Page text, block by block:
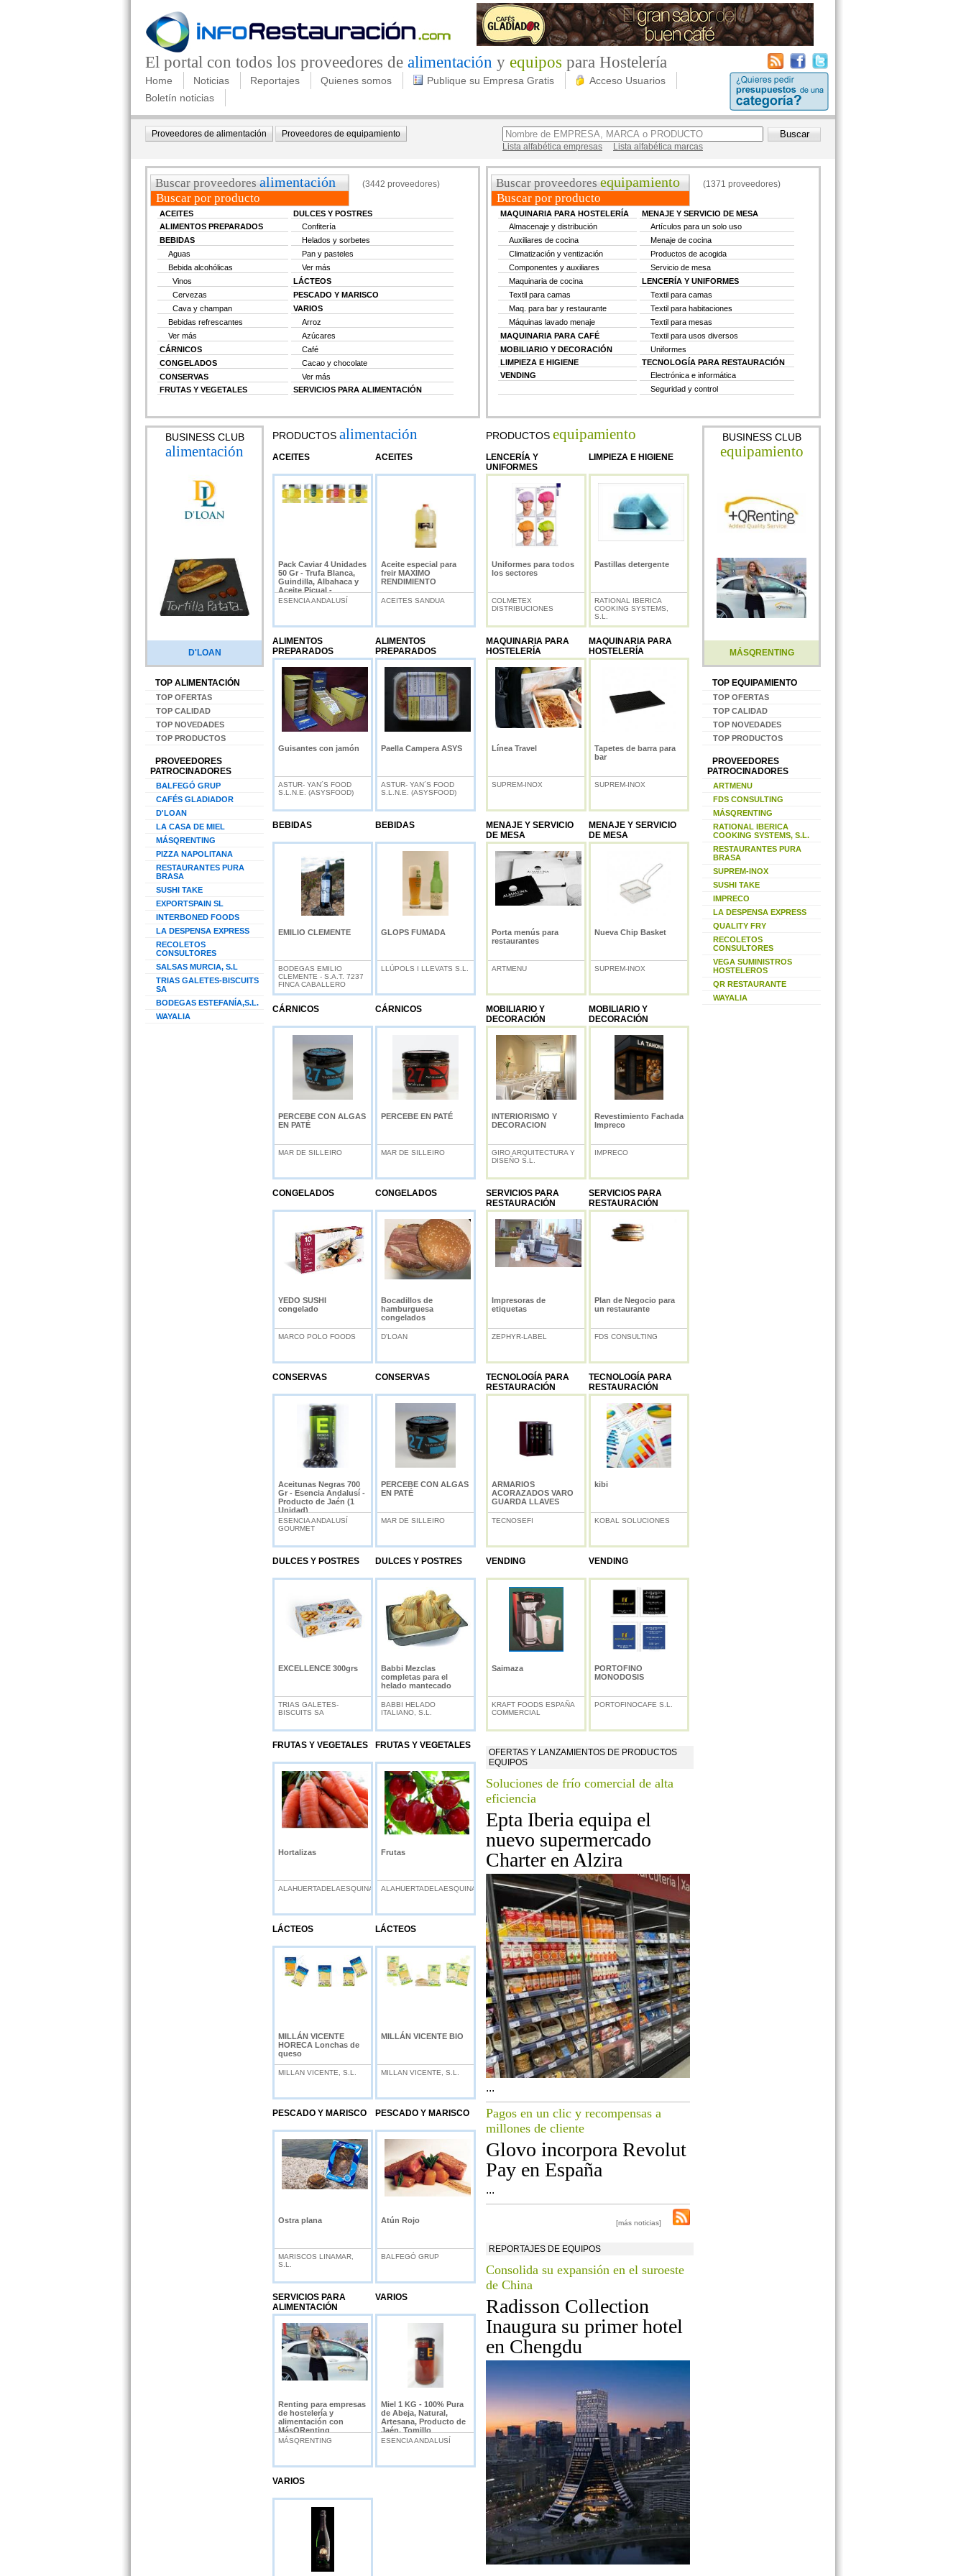
El portal con todos los proveedores de alimentación y equipos para Hostelería
Home Noticias Reportajes Quienes somos Publique su Empresa Gratis
Acceso Usuarios
Boletín noticias
Proveedores de alimentación
Proveedores de equipamiento
Lista alfabética empresas
Lista alfabética marcas
Buscar proveedores alimentación
Buscar por producto
(3442 proveedores)
ACEITES
DULCES Y POSTRES
ALIMENTOS PREPARADOS
Confitería
BEBIDAS
Helados y sorbetes
Aguas
Pan y pasteles
Bebida alcohólicas
Ver más
Vinos
LÁCTEOS
Cervezas
PESCADO Y MARISCO
Cava y champan
VARIOS
Bebidas refrescantes
Arroz
Ver más
Azúcares
CÁRNICOS
Café
CONGELADOS
Cacao y chocolate
CONSERVAS
Ver más
FRUTAS Y VEGETALES
SERVICIOS PARA ALIMENTACIÓN
Buscar proveedores equipamiento
Buscar por producto
(1371 proveedores)
MAQUINARIA PARA HOSTELERÍA
MENAJE Y SERVICIO DE MESA
Almacenaje y distribución
Artículos para un solo uso
Auxiliares de cocina
Menaje de cocina
Climatización y ventización
Productos de acogida
Componentes y auxiliares
Servicio de mesa
Maquinaria de cocina
LENCERÍA Y UNIFORMES
Textil para camas
Textil para camas
Maq. para bar y restaurante
Textil para habitaciones
Máquinas lavado menaje
Textil para mesas
MAQUINARIA PARA CAFÉ
Textil para usos diversos
MOBILIARIO Y DECORACIÓN
Uniformes
LIMPIEZA E HIGIENE
TECNOLOGÍA PARA RESTAURACIÓN
VENDING
Electrónica e informática
Seguridad y control
BUSINESS CLUB
alimentación
D'LOAN
TOP ALIMENTACIÓN
TOP OFERTAS
TOP CALIDAD
TOP NOVEDADES
TOP PRODUCTOS
PROVEEDORES
PATROCINADORES
BALFEGÓ GRUP
CAFÉS GLADIADOR
D'LOAN
LA CASA DE MIEL
MÁSQRENTING
PIZZA NAPOLITANA
RESTAURANTES PURA
BRASA
SUSHI TAKE
EXPORTSPAIN SL
INTERBONED FOODS
LA DESPENSA EXPRESS
RECOLETOS
CONSULTORES
SALSAS MURCIA, S.L
TRIAS GALETES-BISCUITS
SA
BODEGAS ESTEFANÍA,S.L.
WAYALIA
PRODUCTOS alimentación
ACEITES
Pack Caviar 4 Unidades
50 Gr - Trufa Blanca,
Guindilla, Albahaca y
Aceite Picual -
Producto de Jaén
ESENCIA ANDALUSÍ
ACEITES
Aceite especial para
freir MAXIMO
RENDIMIENTO
ACEITES SANDUA
ALIMENTOS
PREPARADOS
Guisantes con jamón
ASTUR- YAN´S FOOD
S.L.N.E. (ASYSFOOD)
ALIMENTOS
PREPARADOS
Paella Campera ASYS
ASTUR- YAN´S FOOD
S.L.N.E. (ASYSFOOD)
BEBIDAS
EMILIO CLEMENTE
BODEGAS EMILIO
CLEMENTE - S.A.T. 7237
FINCA CABALLERO
BEBIDAS
GLOPS FUMADA
LLÚPOLS I LLEVATS S.L.
CÁRNICOS
PERCEBE CON ALGAS
EN PATÉ
MAR DE SILLEIRO
CÁRNICOS
PERCEBE EN PATÉ
MAR DE SILLEIRO
CONGELADOS
YEDO SUSHI
congelado
MARCO POLO FOODS
CONGELADOS
Bocadillos de
hamburguesa
congelados
D'LOAN
CONSERVAS
Aceitunas Negras 700
Gr - Esencia Andalusí -
Producto de Jaén (1
Unidad)
ESENCIA ANDALUSÍ
GOURMET
CONSERVAS
PERCEBE CON ALGAS
EN PATÉ
MAR DE SILLEIRO
DULCES Y POSTRES
EXCELLENCE 300grs
TRIAS GALETES-
BISCUITS SA
DULCES Y POSTRES
Babbi Mezclas
completas para el
helado mantecado
BABBI HELADO
ITALIANO, S.L.
FRUTAS Y VEGETALES
Hortalizas
ALAHUERTADELAESQUINA.COM
FRUTAS Y VEGETALES
Frutas
ALAHUERTADELAESQUINA.COM
LÁCTEOS
MILLÁN VICENTE
HORECA Lonchas de
queso
MILLAN VICENTE, S.L.
LÁCTEOS
MILLÁN VICENTE BIO
MILLAN VICENTE, S.L.
PESCADO Y MARISCO
Ostra plana
MARISCOS LINAMAR,
S.L.
PESCADO Y MARISCO
Atún Rojo
BALFEGÓ GRUP
SERVICIOS PARA
ALIMENTACIÓN
Renting para empresas
de hostelería y
alimentación con
MásQRenting
MÁSQRENTING
VARIOS
Miel 1 KG - 100% Pura
de Abeja, Natural,
Artesana, Producto de
Jaén. Tomillo
ESENCIA ANDALUSÍ
VARIOS
PRODUCTOS equipamiento
LENCERÍA Y
UNIFORMES
Uniformes para todos
los sectores
COLMETEX
DISTRIBUCIONES
LIMPIEZA E HIGIENE
Pastillas detergente
RATIONAL IBERICA
COOKING SYSTEMS,
S.L.
MAQUINARIA PARA
HOSTELERÍA
Línea Travel
SUPREM-INOX
MAQUINARIA PARA
HOSTELERÍA
Tapetes de barra para
bar
SUPREM-INOX
MENAJE Y SERVICIO
DE MESA
Porta menús para
restaurantes
ARTMENU
MENAJE Y SERVICIO
DE MESA
Nueva Chip Basket
SUPREM-INOX
MOBILIARIO Y
DECORACIÓN
INTERIORISMO Y
DECORACION
GIRO ARQUITECTURA Y
DISEÑO S.L.
MOBILIARIO Y
DECORACIÓN
Revestimiento Fachada
Impreco
IMPRECO
SERVICIOS PARA
RESTAURACIÓN
Impresoras de
etiquetas
ZEPHYR-LABEL
SERVICIOS PARA
RESTAURACIÓN
Plan de Negocio para
un restaurante
FDS CONSULTING
TECNOLOGÍA PARA
RESTAURACIÓN
ARMARIOS
ACORAZADOS VARO
GUARDA LLAVES
TECNOSEFI
TECNOLOGÍA PARA
RESTAURACIÓN
kibi
KOBAL SOLUCIONES
VENDING
Saimaza
KRAFT FOODS ESPAÑA
COMMERCIAL
VENDING
PORTOFINO
MONODOSIS
PORTOFINOCAFE S.L.
OFERTAS Y LANZAMIENTOS DE PRODUCTOS
EQUIPOS
Soluciones de frío comercial de alta
eficiencia
Epta Iberia equipa el
nuevo supermercado
Charter en Alzira
...
Pagos en un clic y recompensas a
millones de cliente
Glovo incorpora Revolut
Pay en España
...
[más noticias]
REPORTAJES DE EQUIPOS
Consolida su expansión en el suroeste
de China
Radisson Collection
Inaugura su primer hotel
en Chengdu
BUSINESS CLUB
equipamiento
MÁSQRENTING
TOP EQUIPAMIENTO
TOP OFERTAS
TOP CALIDAD
TOP NOVEDADES
TOP PRODUCTOS
PROVEEDORES
PATROCINADORES
ARTMENU
FDS CONSULTING
MÁSQRENTING
RATIONAL IBERICA
COOKING SYSTEMS, S.L.
RESTAURANTES PURA
BRASA
SUPREM-INOX
SUSHI TAKE
IMPRECO
LA DESPENSA EXPRESS
QUALITY FRY
RECOLETOS
CONSULTORES
VEGA SUMINISTROS
HOSTELEROS
QR RESTAURANTE
WAYALIA